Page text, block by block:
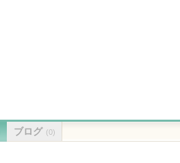
ブログ (0)